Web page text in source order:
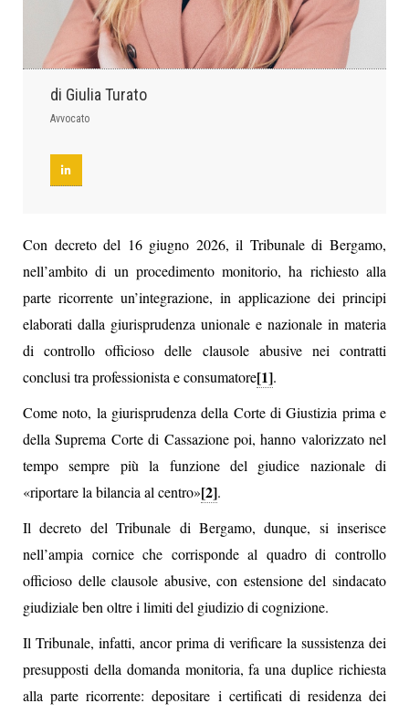
di Giulia Turato
Avvocato
Con decreto del 16 giugno 2026, il Tribunale di Bergamo,
nell’ambito di un procedimento monitorio, ha richiesto alla
parte ricorrente un’integrazione, in applicazione dei principi
elaborati dalla giurisprudenza unionale e nazionale in materia
di controllo officioso delle clausole abusive nei contratti
conclusi tra professionista e consumatore[1].
Come noto, la giurisprudenza della Corte di Giustizia prima e
della Suprema Corte di Cassazione poi, hanno valorizzato nel
tempo sempre più la funzione del giudice nazionale di
«riportare la bilancia al centro»[2].
Il decreto del Tribunale di Bergamo, dunque, si inserisce
nell’ampia cornice che corrisponde al quadro di controllo
officioso delle clausole abusive, con estensione del sindacato
giudiziale ben oltre i limiti del giudizio di cognizione.
Il Tribunale, infatti, ancor prima di verificare la sussistenza dei
presupposti della domanda monitoria, fa una duplice richiesta
alla parte ricorrente: depositare i certificati di residenza dei